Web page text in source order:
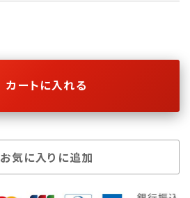
カートに入れる
お気に入りに追加